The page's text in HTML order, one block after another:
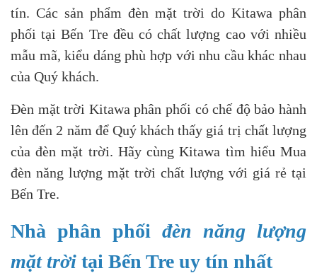
tín. Các sản phẩm đèn mặt trời do Kitawa phân
phối tại Bến Tre đều có chất lượng cao với nhiều
mẫu mã, kiểu dáng phù hợp với nhu cầu khác nhau
của Quý khách.
Đèn mặt trời Kitawa phân phối có chế độ bảo hành
lên đến 2 năm để Quý khách thấy giá trị chất lượng
của đèn mặt trời. Hãy cùng Kitawa tìm hiểu Mua
đèn năng lượng mặt trời chất lượng với giá rẻ tại
Bến Tre.
Nhà phân phối đèn năng lượng
mặt trời tại Bến Tre uy tín nhất